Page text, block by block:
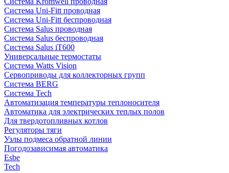
Система Uni-Fitt проводная
Система Uni-Fitt беспроводная
Система Salus проводная
Система Salus беспроводная
Система Salus iT600
Универсальные термостаты
Система Watts Vision
Сервоприводы для коллекторных групп
Система BERG
Система Tech
Автоматизация температуры теплоносителя
Автоматика для электрических теплых полов
Для твердотопливных котлов
Регуляторы тяги
Узлы подмеса обратной линии
Погодозависимая автоматика
Esbe
Tech